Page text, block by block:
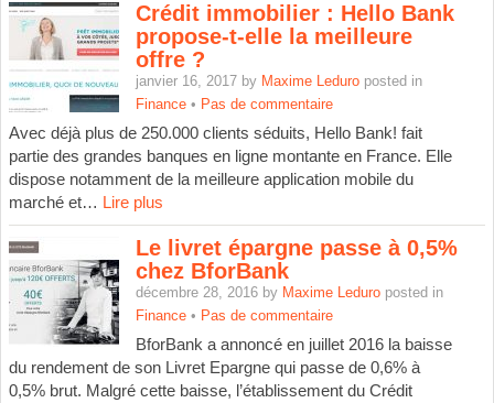
Crédit immobilier : Hello Bank
propose-t-elle la meilleure
offre ?
janvier 16, 2017 by Maxime Leduroposted in
Finance• Pas de commentaire
Avec déjà plus de 250.000 clients séduits, Hello Bank! fait
partie des grandes banques en ligne montante en France. Elle
dispose notamment de la meilleure application mobile du
marché et… Lire plus
Le livret épargne passe à 0,5%
chez BforBank
décembre 28, 2016 by Maxime Leduroposted in
Finance• Pas de commentaire
BforBank a annoncé en juillet 2016 la baisse
du rendement de son Livret Epargne qui passe de 0,6% à
0,5% brut. Malgré cette baisse, l’établissement du Crédit